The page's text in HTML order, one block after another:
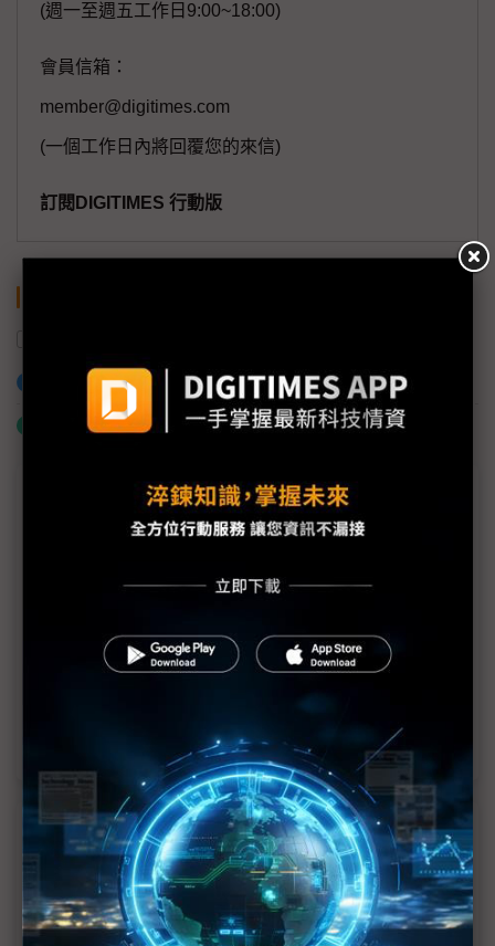
(週一至週五工作日9:00~18:00)
會員信箱：
member@digitimes.com
(一個工作日內將回覆您的來信)
訂閱DIGITIMES 行動版
加入已選取到「關鍵字追蹤」
什麼是「關鍵字追蹤」
議題精選－6G競賽起跑了嗎？
5G落後中國 美國：6G不能再輸
以太赫茲達成100Gbps無線資料傳輸
歐盟IMDEA啟動Enable-6G計畫
IOWN首次全球實體論壇 吸引118家廠商參與
近７天熱門報導
MLCC訂單過熱、出貨比創高 村田示警全球AI基
建熱潮將趨緩